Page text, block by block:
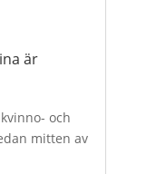
är
och
mitten av